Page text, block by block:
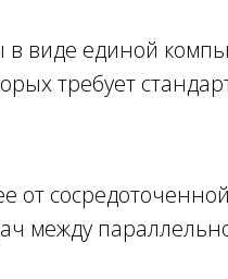
в виде единой
требует
от
между